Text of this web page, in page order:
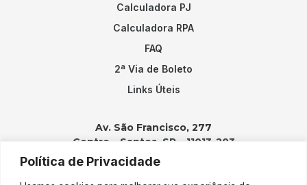
Política de Privacidade
Calculadora PJ
Calculadora RPA
FAQ
2ª Via de Boleto
Links Úteis
Av. São Francisco, 277
Centro – Santos, SP – 11013-203
Contatos: